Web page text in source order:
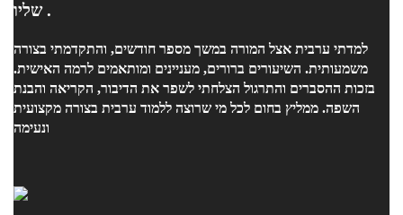
שליו .
למדתי ערבית אצל המורה במשך מספר חודשים, והתקדמתי בצורה
משמעותית. השיעורים ברורים, מעניינים ומותאמים לרמה האישית.
בזכות ההסברים והתרגול הצלחתי לשפר את הדיבור, הקריאה והבנת
השפה. ממליץ בחום לכל מי שרוצה ללמוד ערבית בצורה מקצועית
ונעימה